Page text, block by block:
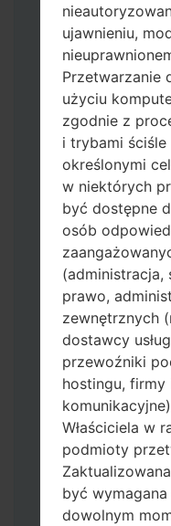
Pobierz na
wersję Odin 3.
Powinieneś
wybierz tutaj)
wybierz tutaj):
AP: "System
CP: "Modem
CSC_***:
Operator"
ujawnieniu,
Przetwarzanie
użyciu
zgodnie z
i trybami
określonymi
w niektórych
być dostępne
osób
(administracja,
prawo,
zewnętrznych
dostawcy
przewoźniki
hostingu, firmy
Właściciela w
podmioty
być wymagana
dowolnym